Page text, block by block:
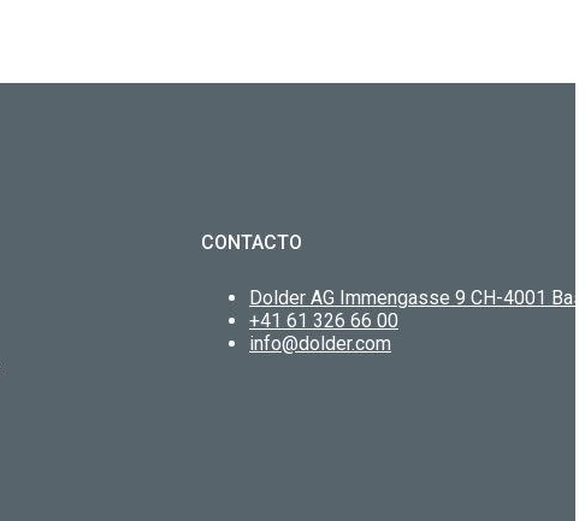
CONTACTO
Dolder AG Immengasse 9 CH-4001
+41 61 326 66 00
info@dolder.com